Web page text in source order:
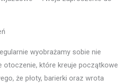
wyobrażamy sobie nie
otoczenie, które kreuje początkowe
że płoty, barierki oraz wrota